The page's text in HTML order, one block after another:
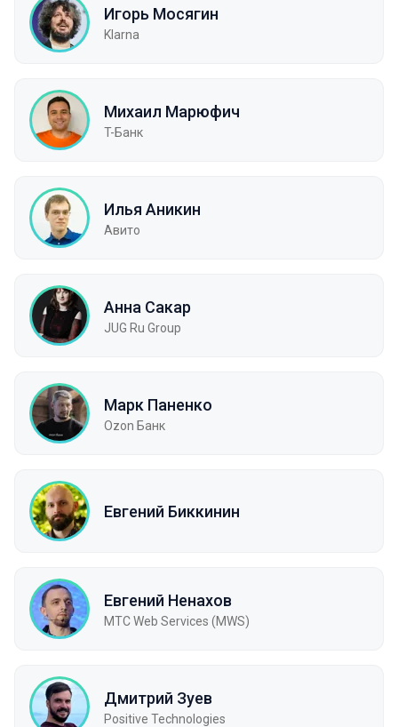
Игорь Мосягин
Klarna
Михаил Марюфич
T-Банк
Илья Аникин
Авито
Анна Сакар
JUG Ru Group
Марк Паненко
Ozon Банк
Евгений Биккинин
Евгений Ненахов
МТC Web Services (MWS)
Дмитрий Зуев
Positive Technologies